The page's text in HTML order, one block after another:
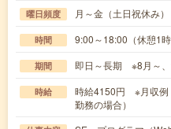
曜日頻度 月～金（土日祝休み）
時間 9:00～18:00（休憩1
期間 即日～長期 ※8月～、
時給
時給4150円 ※月収例
勤務の場合）